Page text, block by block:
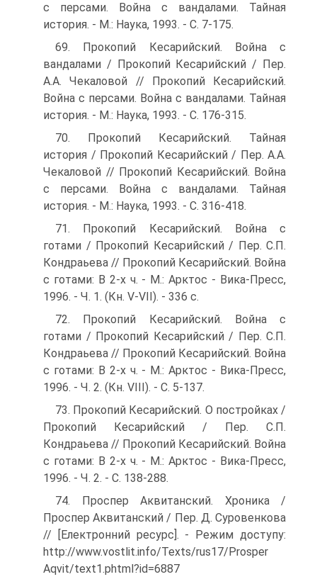
с персами. Война с вандалами. Тайная
история. - М.: Наука, 1993. - С. 7-175.
69. Прокопий Кесарийский. Война с
вандалами / Прокопий Кесарийский / Пер.
А.А. Чекаловой // Прокопий Кесарийский.
Война с персами. Война с вандалами. Тайная
история. - М.: Наука, 1993. - С. 176-315.
70. Прокопий Кесарийский. Тайная
история / Прокопий Кесарийский / Пер. А.А.
Чекаловой // Прокопий Кесарийский. Война
с персами. Война с вандалами. Тайная
история. - М.: Наука, 1993. - С. 316-418.
71. Прокопий Кесарийский. Война с
готами / Прокопий Кесарийский / Пер. С.П.
Кондраьева // Прокопий Кесарийский. Война
с готами: В 2-х ч. - М.: Арктос - Вика-Пресс,
1996. - Ч. 1. (Кн. V-VII). - 336 с.
72. Прокопий Кесарийский. Война с
готами / Прокопий Кесарийский / Пер. С.П.
Кондраьева // Прокопий Кесарийский. Война
с готами: В 2-х ч. - М.: Арктос - Вика-Пресс,
1996. - Ч. 2. (Кн. VIII). - C. 5-137.
73. Прокопий Кесарийский. О постройках /
Прокопий Кесарийский / Пер. С.П.
Кондраьева // Прокопий Кесарийский. Война
с готами: В 2-х ч. - М.: Арктос - Вика-Пресс,
1996. - Ч. 2. - C. 138-288.
74. Проспер Аквитанский. Хроника /
Проспер Аквитанский / Пер. Д. Суровенкова
// [Електронний ресурс]. - Режим доступу:
http://www.vostlit.info/Texts/rus17/Prosper
Aqvit/text1.phtml?id=6887